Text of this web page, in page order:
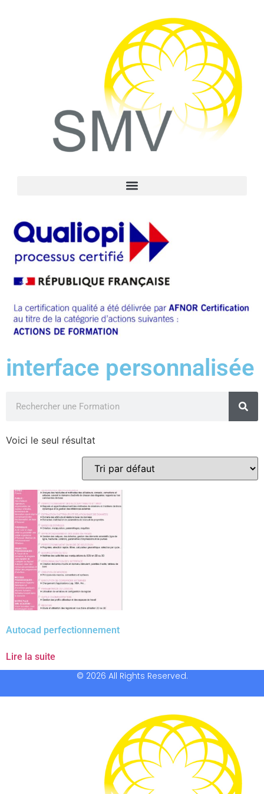
interface personnalisée
Voici le seul résultat
Autocad perfectionnement
Lire la suite
© 2026 All Rights Reserved.